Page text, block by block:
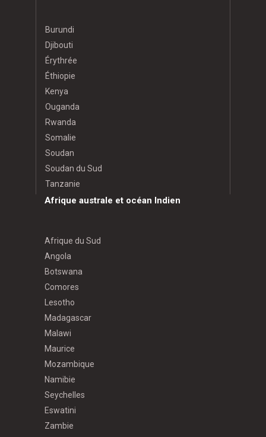
Burundi
Djibouti
Érythrée
Éthiopie
Kenya
Ouganda
Rwanda
Somalie
Soudan
Soudan du Sud
Tanzanie
Afrique australe et océan Indien
Afrique du Sud
Angola
Botswana
Comores
Lesotho
Madagascar
Malawi
Maurice
Mozambique
Namibie
Seychelles
Eswatini
Zambie